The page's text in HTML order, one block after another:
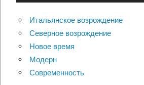
Итальянское возрождение
Северное возрождение
Новое время
Модерн
Современность